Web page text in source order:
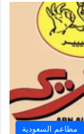
مطاعم السعودية